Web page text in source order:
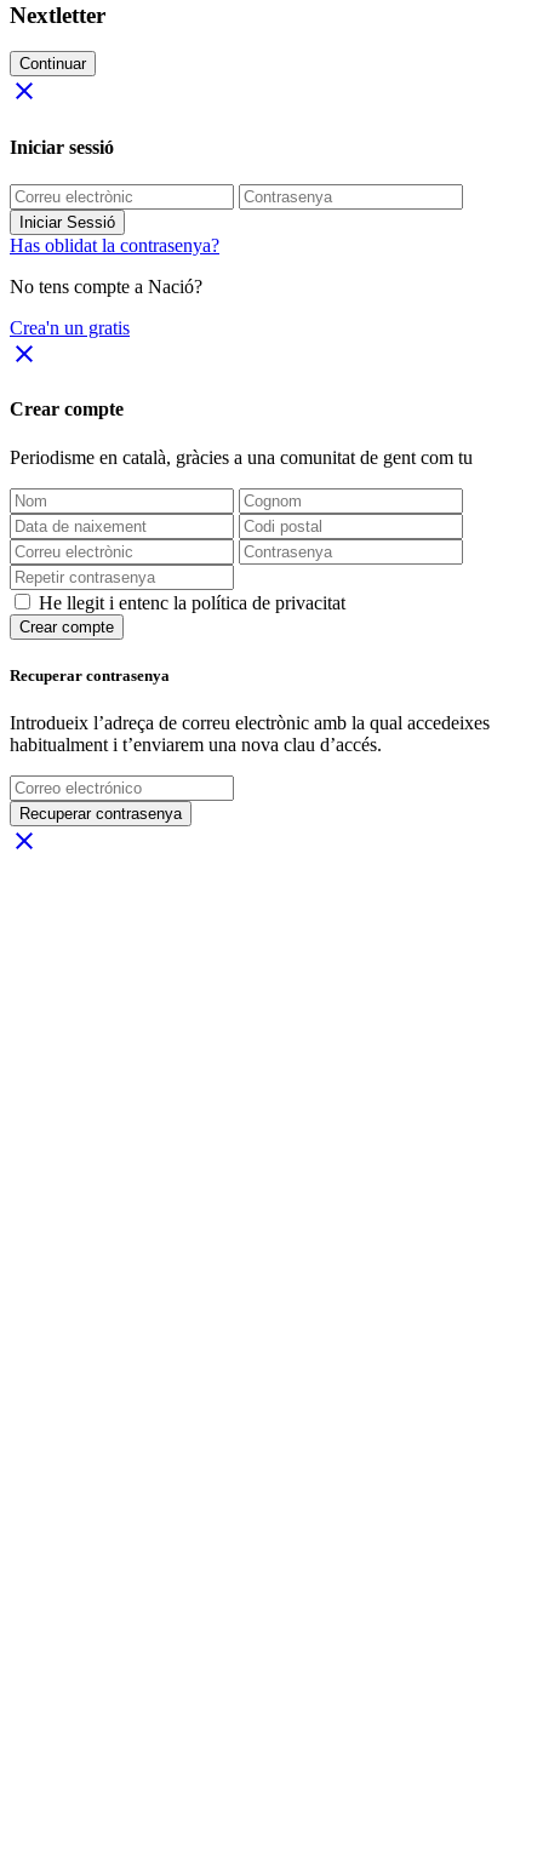
Nextletter
Continuar
close
Iniciar sessió
Iniciar Sessió
Has oblidat la contrasenya?
No tens compte a Nació?
Crea'n un gratis
close
Crear compte
Periodisme en català, gràcies a una comunitat de gent com tu
He llegit i entenc la política de privacitat
Crear compte
Recuperar contrasenya
Introdueix l’adreça de correu electrònic amb la qual accedeixes
habitualment i t’enviarem una nova clau d’accés.
Recuperar contrasenya
close